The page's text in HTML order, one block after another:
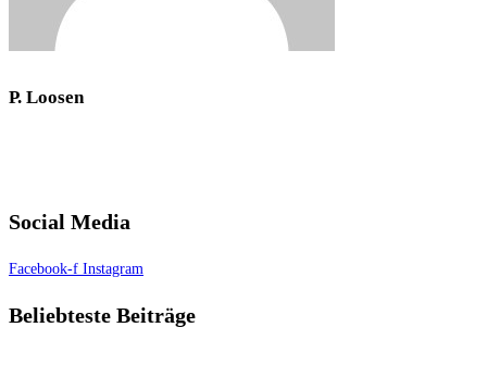
P. Loosen
Social Media
Facebook-f Instagram
Beliebteste Beiträge